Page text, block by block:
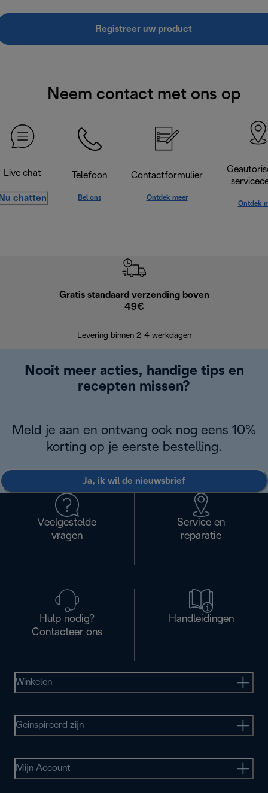
Registreer uw product
Neem contact met ons op
Live chat
chatten
Telefoon
Bel ons
Contactformulier
Ontdek meer
Ontdek
Gratis standaard verzending boven
49€
Levering binnen 2-4 werkdagen
Nooit meer acties, handige tips en
recepten missen?
Meld je aan en ontvang ook nog eens 10%
korting op je eerste bestelling.
Ja, ik wil de nieuwsbrief
Veelgestelde
vragen
Service en
reparatie
Hulp nodig?
Contacteer ons
Handleidingen
Winkelen
Geinspireerd zijn
Mijn Account